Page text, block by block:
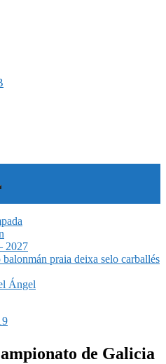
2027
praia deixa selo carballés
Ángel
de Galicia